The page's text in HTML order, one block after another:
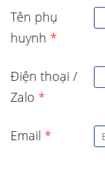
Tên phụ
huynh *
Điện thoại /
Zalo *
Email *